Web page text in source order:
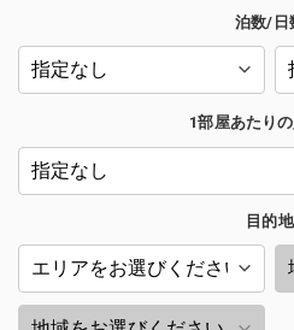
泊数/日
1部屋あたり
目的地